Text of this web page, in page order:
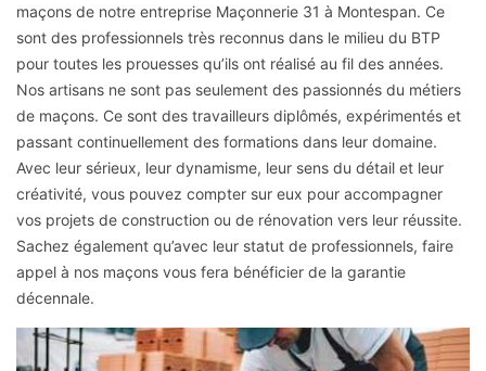
maçons de notre entreprise Maçonnerie 31 à Montespan. Ce
sont des professionnels très reconnus dans le milieu du BTP
pour toutes les prouesses qu’ils ont réalisé au fil des années.
Nos artisans ne sont pas seulement des passionnés du métiers
de maçons. Ce sont des travailleurs diplômés, expérimentés et
passant continuellement des formations dans leur domaine.
Avec leur sérieux, leur dynamisme, leur sens du détail et leur
créativité, vous pouvez compter sur eux pour accompagner
vos projets de construction ou de rénovation vers leur réussite.
Sachez également qu’avec leur statut de professionnels, faire
appel à nos maçons vous fera bénéficier de la garantie
décennale.